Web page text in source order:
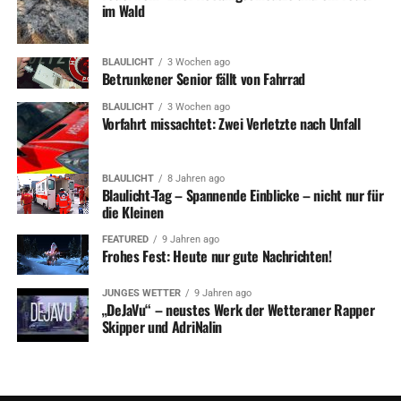
Darüber hinaus wird es zu Beeinträchtigungen im Bereich
der Ender Talstraße, sowie einem Teil des
Ruhrwanderwegs zwischen der neuen Ruhrbrücke und
der Overwegbrücke kommen.
Fotos: Veranstalter
RELATED TOPICS:
UNTERHALTUNG
UP NEXT
Zwei Tage Dorffest in Volmarstein
im Wald
BLAULICHT 3 Wochen ago
Betrunkener Senior fällt von Fahrrad
BLAULICHT 3 Wochen ago
Vorfahrt missachtet: Zwei Verletzte nach Unfall
BLAULICHT 8 Jahren ago
Blaulicht-Tag – Spannende Einblicke – nicht nur für
die Kleinen
FEATURED 9 Jahren ago
Frohes Fest: Heute nur gute Nachrichten!
JUNGES WETTER 9 Jahren ago
„DeJaVu“ – neustes Werk der Wetteraner Rapper
Skipper und AdriNalin